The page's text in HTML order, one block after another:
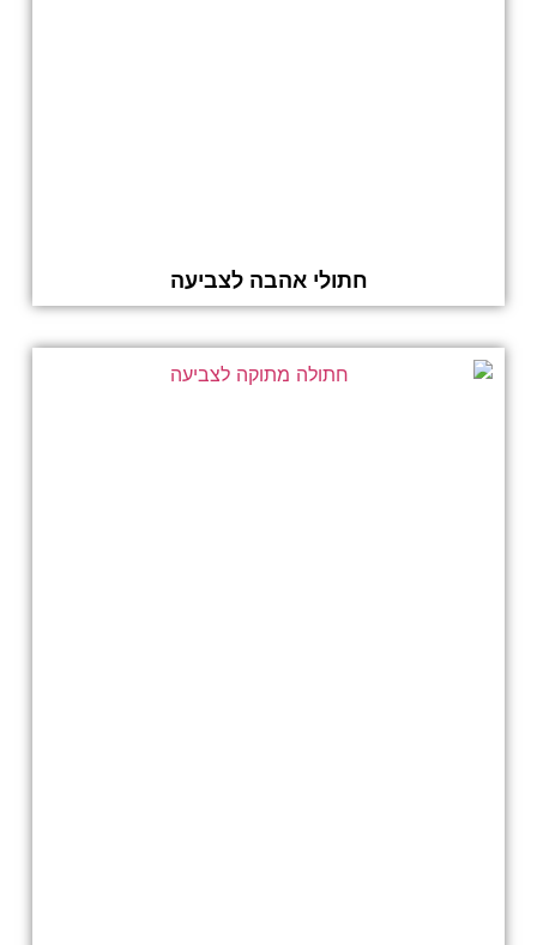
חתולי אהבה לצביעה